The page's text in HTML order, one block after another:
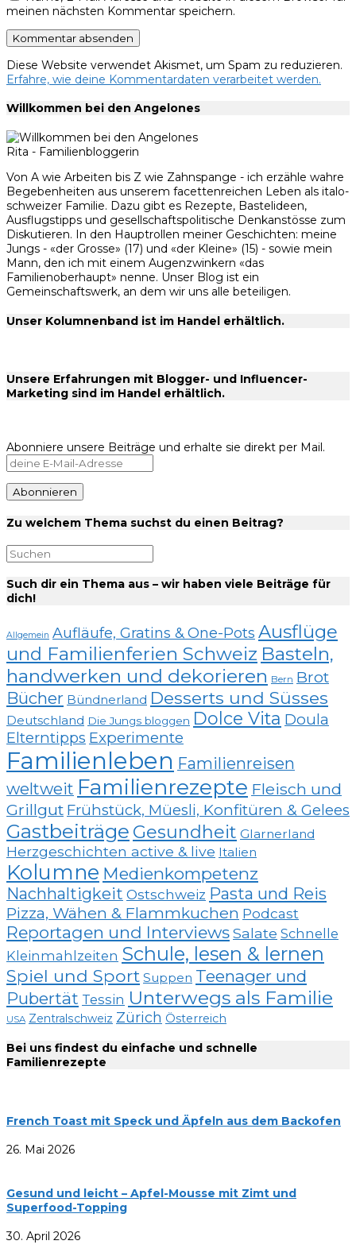
meinen nächsten Kommentar speichern.
Diese Website verwendet Akismet, um Spam zu reduzieren.
Erfahre, wie deine Kommentardaten verarbeitet werden.
Willkommen bei den Angelones
Rita - Familienbloggerin
Von A wie Arbeiten bis Z wie Zahnspange - ich erzähle wahre
Begebenheiten aus unserem facettenreichen Leben als italo-
schweizer Familie. Dazu gibt es Rezepte, Bastelideen,
Ausflugstipps und gesellschaftspolitische Denkanstösse zum
Diskutieren. In den Hauptrollen meiner Geschichten: meine
Jungs - «der Grosse» (17) und «der Kleine» (15) - sowie mein
Mann, den ich mit einem Augenzwinkern «das
Familienoberhaupt» nenne. Unser Blog ist ein
Gemeinschaftswerk, an dem wir uns alle beteiligen.
Unser Kolumnenband ist im Handel erhältlich.
Unsere Erfahrungen mit Blogger- und Influencer-
Marketing sind im Handel erhältlich.
Abonniere unsere Beiträge und erhalte sie direkt per Mail.
Zu welchem Thema suchst du einen Beitrag?
Such dir ein Thema aus – wir haben viele Beiträge für
dich!
Allgemein Aufläufe, Gratins & One-Pots Ausflüge
und Familienferien Schweiz Basteln,
handwerken und dekorieren Bern Brot
Bücher Bündnerland Desserts und Süsses
Deutschland Die Jungs bloggen Dolce Vita Doula
Elterntipps Experimente
Familienleben Familienreisen
weltweit Familienrezepte Fleisch und
Grillgut Frühstück, Müesli, Konfitüren & Gelees
Gastbeiträge Gesundheit Glarnerland
Herzgeschichten active & live Italien
Kolumne Medienkompetenz
Nachhaltigkeit Ostschweiz Pasta und Reis
Pizza, Wähen & Flammkuchen Podcast
Reportagen und InterviewsSalate Schnelle
Kleinmahlzeiten Schule, lesen & lernen
Spiel und Sport Suppen Teenager und
Pubertät Tessin Unterwegs als Familie
USA Zentralschweiz Zürich Österreich
Bei uns findest du einfache und schnelle
Familienrezepte
French Toast mit Speck und Äpfeln aus dem Backofen
26. Mai 2026
Gesund und leicht – Apfel-Mousse mit Zimt und
Superfood-Topping
30. April 2026